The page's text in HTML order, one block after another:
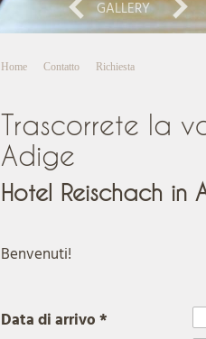
GALLERY
Home Contatto Richiesta
Trascorrete la
Adige
Hotel Reischach in
Benvenuti!
Data di arrivo *